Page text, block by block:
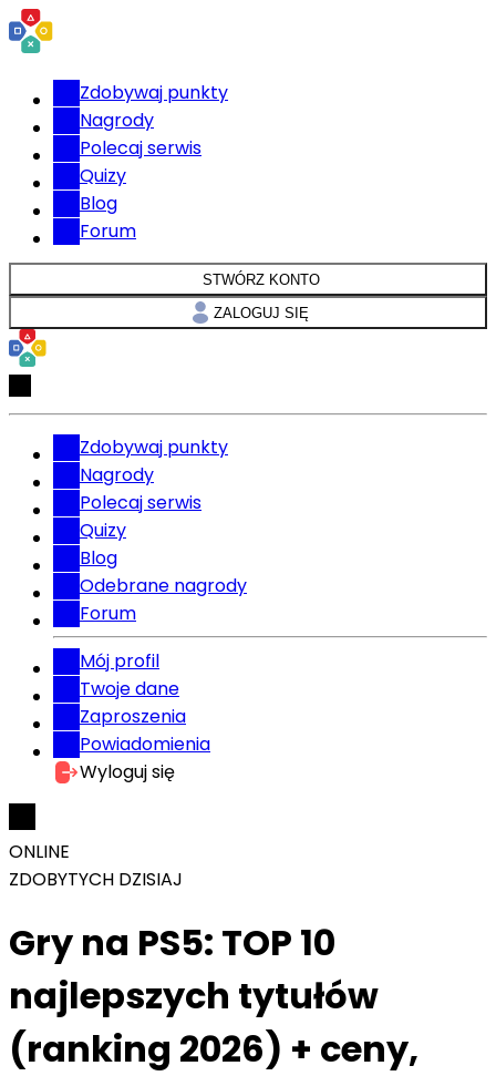
Zdobywaj punkty
Nagrody
Polecaj serwis
Quizy
Blog
Forum
STWÓRZ KONTO
ZALOGUJ SIĘ
Zdobywaj punkty
Nagrody
Polecaj serwis
Quizy
Blog
Odebrane nagrody
Forum
Mój profil
Twoje dane
Zaproszenia
Powiadomienia
Wyloguj się
ONLINE
ZDOBYTYCH DZISIAJ
Gry na PS5: TOP 10
najlepszych tytułów
(ranking 2026) + ceny,